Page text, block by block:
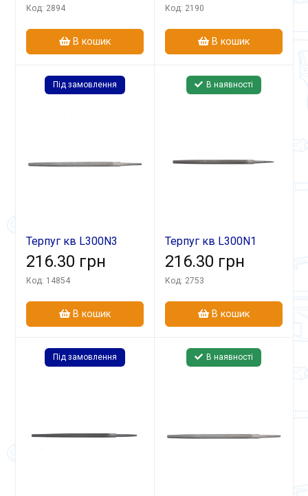
Код: 2894
В кошик
Код: 2190
В кошик
Під замовлення
Терпуг кв L300N3
216.30 грн
Код: 14854
В кошик
В наявності
Терпуг кв L300N1
216.30 грн
Код: 2753
В кошик
Під замовлення В наявності